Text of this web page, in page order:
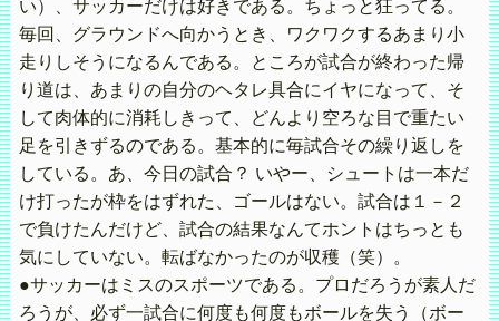
い）、サッカーだけは好きである。ちょっと狂ってる。
毎回、グラウンドへ向かうとき、ワクワクするあまり小
走りしそうになるんである。ところが試合が終わった帰
り道は、あまりの自分のヘタレ具合にイヤになって、そ
して肉体的に消耗しきって、どんより空ろな目で重たい
足を引きずるのである。基本的に毎試合その繰り返しを
している。あ、今日の試合？ いやー、シュートは一本だ
け打ったが枠をはずれた、ゴールはない。試合は１－２
で負けたんだけど、試合の結果なんてホントはちっとも
気にしていない。転ばなかったのが収穫（笑）。
●サッカーはミスのスポーツである。プロだろうが素人だ
ろうが、必ず一試合に何度も何度もボールを失う（ボー